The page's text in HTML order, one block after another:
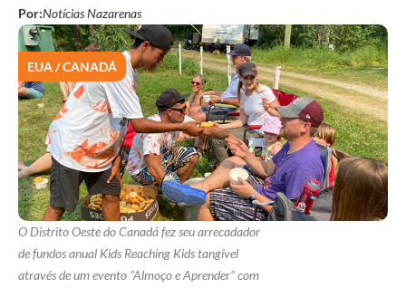
Por:Notícias Nazarenas
EUA / CANADÁ
O Distrito Oeste do Canadá fez seu arrecadador
de fundos anual Kids Reaching Kids tangível
através de um evento "Almoço e Aprender" com